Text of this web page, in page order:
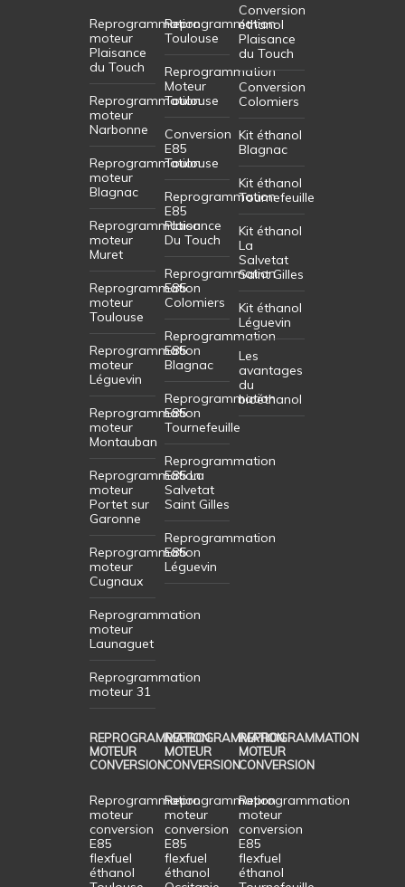
Reprogrammation
moteur
Plaisance
du Touch
Reprogrammation
moteur
Narbonne
Reprogrammation
moteur
Blagnac
Reprogrammation
moteur
Muret
Reprogrammation
moteur
Toulouse
Reprogrammation
moteur
Léguevin
Reprogrammation
moteur
Montauban
Reprogrammation
moteur
Portet sur
Garonne
Reprogrammation
moteur
Cugnaux
Reprogrammation
moteur
Launaguet
Reprogrammation
moteur 31
Reprogrammation
Toulouse
Reprogrammation
Moteur
Toulouse
Conversion
E85
Toulouse
Reprogrammation
E85
Plaisance
Du Touch
Reprogrammation
E85
Colomiers
Reprogrammation
E85
Blagnac
Reprogrammation
E85
Tournefeuille
Reprogrammation
E85 La
Salvetat
Saint Gilles
Reprogrammation
E85
Léguevin
Conversion
éthanol
Plaisance
du Touch
Conversion
Colomiers
Kit éthanol
Blagnac
Kit éthanol
Tournefeuille
Kit éthanol
La
Salvetat
Saint Gilles
Kit éthanol
Léguevin
Les
avantages
du
bioéthanol
REPROGRAMMATION
MOTEUR
CONVERSION
Reprogrammation
moteur
conversion
E85
flexfuel
éthanol
REPROGRAMMATION
MOTEUR
CONVERSION
Reprogrammation
moteur
conversion
E85
flexfuel
éthanol
REPROGRAMMATION
MOTEUR
CONVERSION
Reprogrammation
moteur
conversion
E85
flexfuel
éthanol